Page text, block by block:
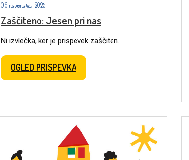
06 novembra, 2025
Zaščiteno: Jesen pri nas
Ni izvlečka, ker je prispevek zaščiten.
OGLED PRISPEVKA